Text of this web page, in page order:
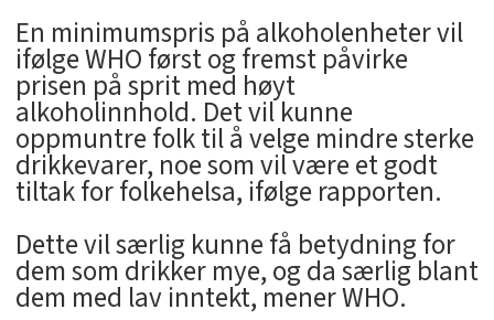
En minimumspris på alkoholenheter vil
ifølge WHO først og fremst påvirke
prisen på sprit med høyt
alkoholinnhold. Det vil kunne
oppmuntre folk til å velge mindre sterke
drikkevarer, noe som vil være et godt
tiltak for folkehelsa, ifølge rapporten.
Dette vil særlig kunne få betydning for
dem som drikker mye, og da særlig blant
dem med lav inntekt, mener WHO.